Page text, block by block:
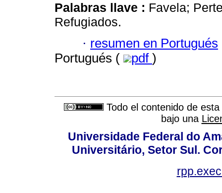
Palabras llave : Favela;
Refugiados.
· resumen en Portugués
Portugués (
pdf )
Todo el contenido de
bajo una
Universidade Federal do
Universitário, Setor Sul.